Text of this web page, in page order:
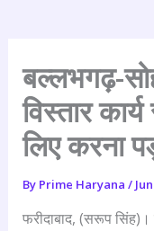
बल्लभगढ़-
विस्तार
लिए करना
By Prime Haryana /
फरीदाबाद, (सरूप सिंह)।